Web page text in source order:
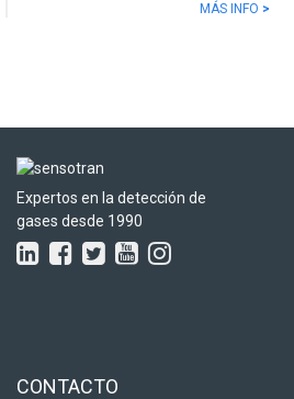
MÁS INFO >
Expertos en la detección de
gases desde 1990
CONTACTO